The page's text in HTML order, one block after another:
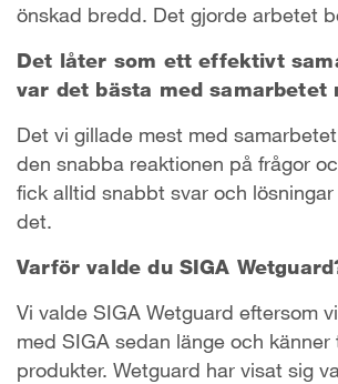
önskad bredd. Det gjorde arbetet
Det låter som ett effektivt
var det bästa med samarbetet
Det vi gillade mest med
den snabba reaktionen på frågor
fick alltid snabbt svar och
det.
Varför valde du SIGA
Vi valde SIGA Wetguard eftersom
med SIGA sedan länge och känner
produkter. Wetguard har visat sig